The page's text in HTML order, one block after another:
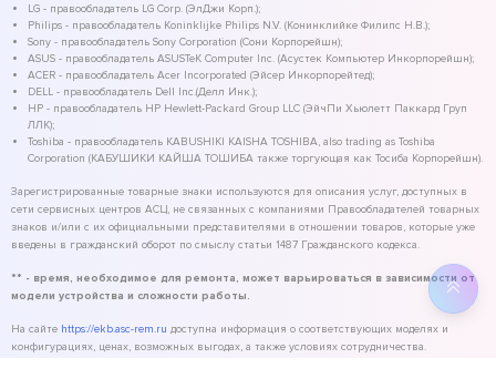
LG - правообладатель LG Corp. (ЭлДжи Корп.);
Philips - правообладатель Koninklijke Philips N.V. (Конинклийке Филипс Н.В.);
Sony - правообладатель Sony Corporation (Сони Корпорейшн);
ASUS - правообладатель ASUSTeK Computer Inc. (Асустек Компьютер Инкорпорейшн);
ACER - правообладатель Acer Incorporated (Эйсер Инкорпорейтед);
DELL - правообладатель Dell Inc.(Делл Инк.);
HP - правообладатель HP Hewlett-Packard Group LLC (ЭйчПи Хьюлетт Паккард Груп
ЛЛК);
Toshiba - правообладатель KABUSHIKI KAISHA TOSHIBA, also trading as Toshiba
Corporation (КАБУШИКИ КАЙША ТОШИБА также торгующая как Тосиба Корпорейшн).
Зарегистрированные товарные знаки используются для описания услуг, доступных в
сети сервисных центров АСЦ, не связанных с компаниями Правообладателей товарных
знаков и/или с их официальными представителями в отношении товаров, которые уже
введены в гражданский оборот по смыслу статьи 1487 Гражданского кодекса.
** - время, необходимое для ремонта, может варьироваться в зависимости от
модели устройства и сложности работы.
На сайте https://ekb.asc-rem.ru доступна информация о соответствующих моделях и
конфигурациях, ценах, возможных выгодах, а также условиях сотрудничества.